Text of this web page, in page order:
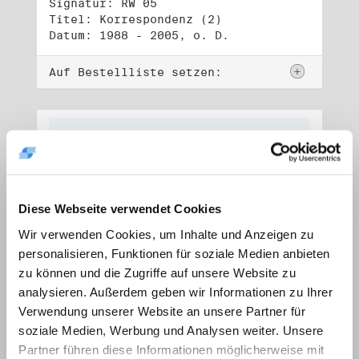
Diese Webseite verwendet Cookies
Wir verwenden Cookies, um Inhalte und Anzeigen zu
personalisieren, Funktionen für soziale Medien anbieten
zu können und die Zugriffe auf unsere Website zu
analysieren. Außerdem geben wir Informationen zu Ihrer
Verwendung unserer Website an unsere Partner für
soziale Medien, Werbung und Analysen weiter. Unsere
Partner führen diese Informationen möglicherweise mit
Signatur: RW 05
Titel: Korrespondenz (2)
Datum: 1988 - 2005, o. D.
Auf Bestellliste setzen:
Signatur: RW 06
Titel: Lebensdokumente